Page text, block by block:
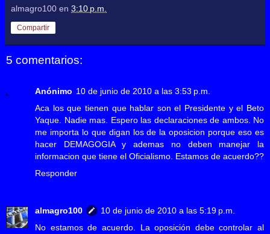
almagro100 en 3:10 p.m.
Compartir
5 comentarios:
Anónimo 10 de junio de 2010 a las 3:53 p.m.
Aca los que tienen que hablar son el Presidente y el Beto
Yaque. Nadie mas. Espero las declaraciones de ambos. No
me importa lo que digan los de la oposicion porque eso es
hacer DEMAGOGIA y ademas no deben manejar la
informacion que tiene el Oficialismo. Estamos de acuerdo??
Responder
almagro100
10 de junio de 2010 a las 5:19 p.m.
No estamos de acuerdo. La oposición debe controlar al